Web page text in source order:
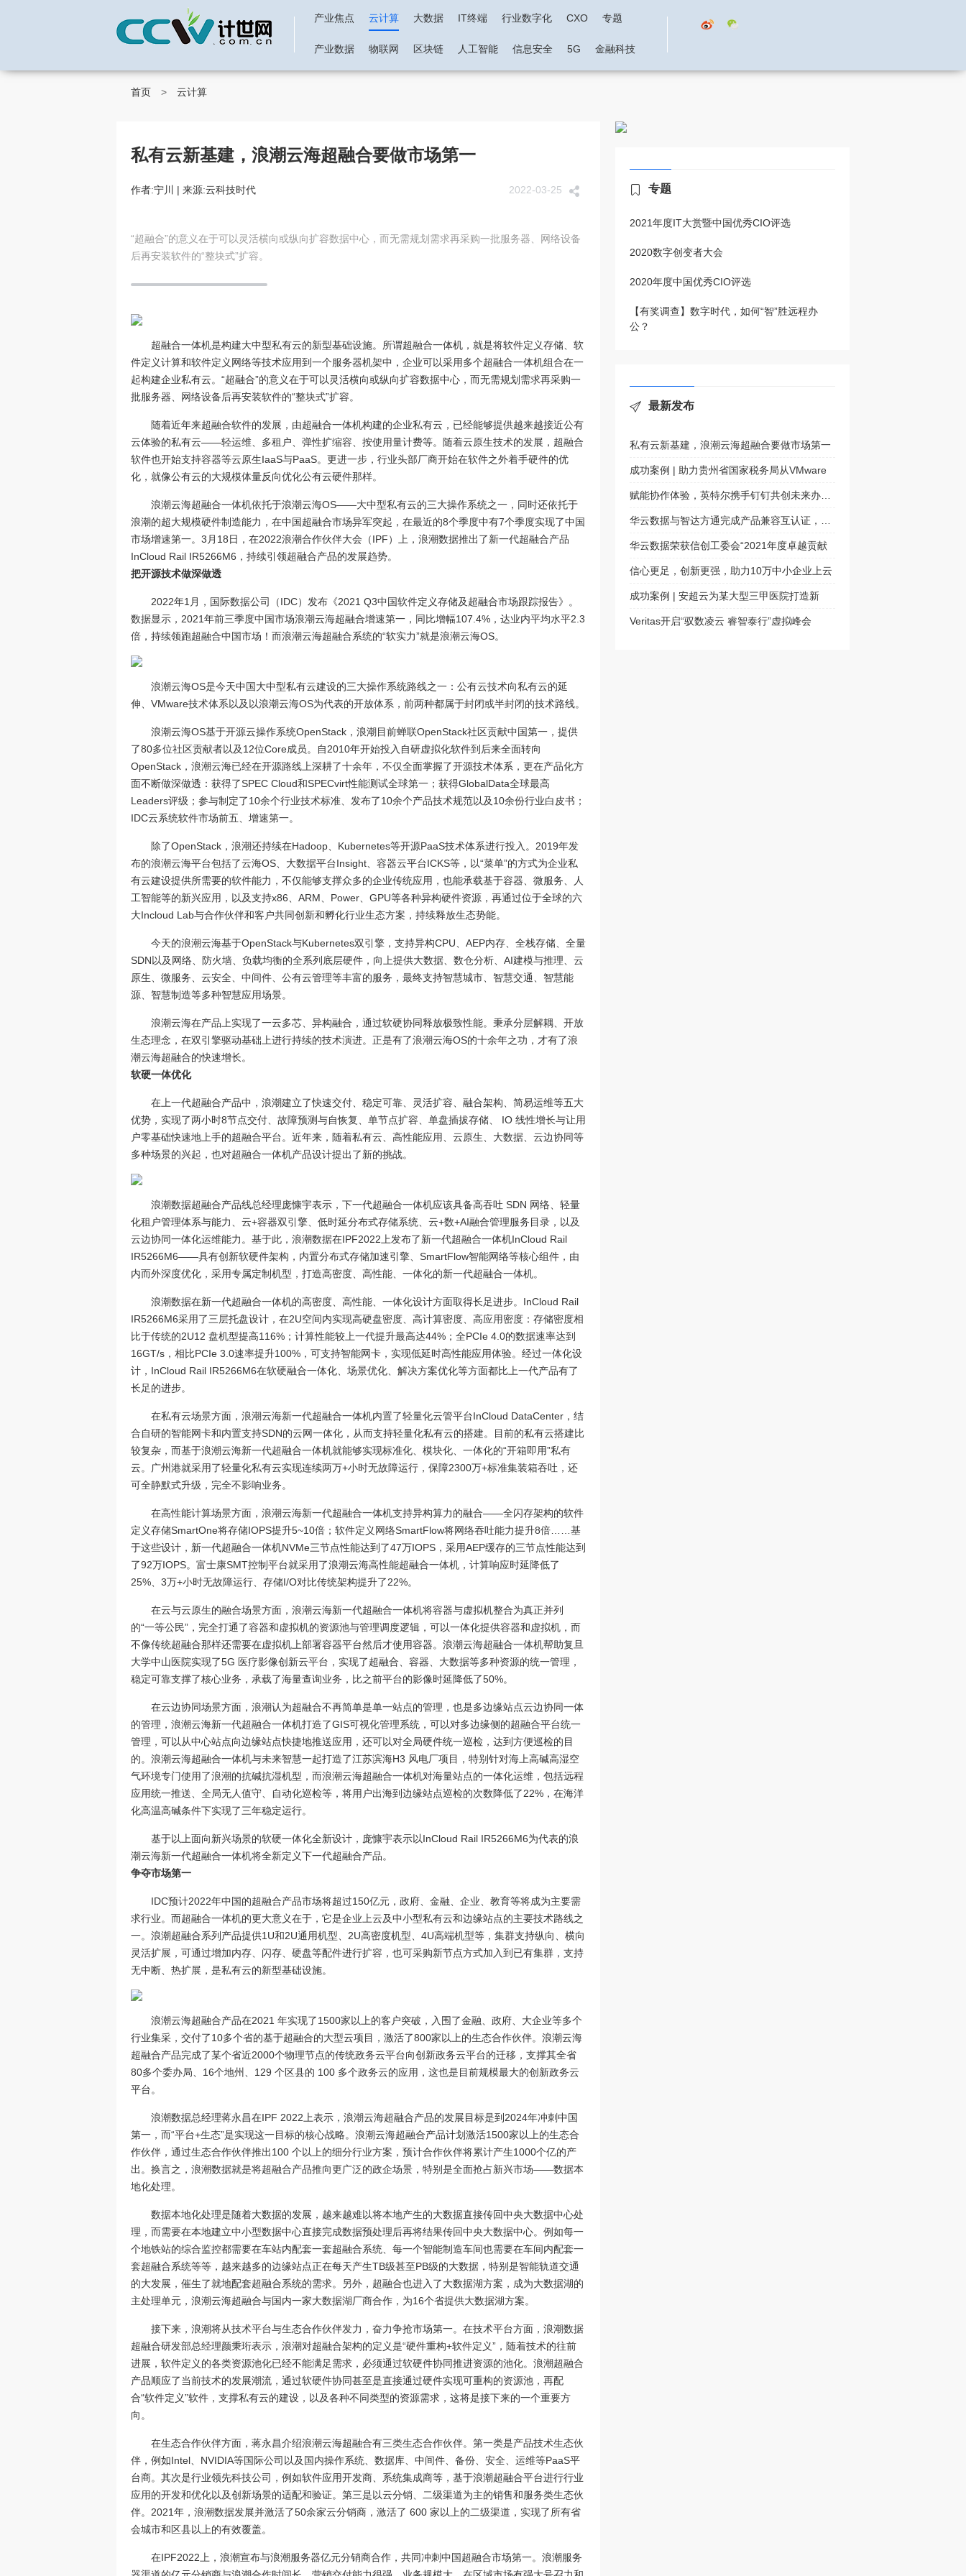
产业焦点 云计算 大数据 IT终端 行业数字化 CXO 专题
产业数据 物联网 区块链 人工智能 信息安全 5G 金融科技
首页 > 云计算
私有云新基建，浪潮云海超融合要做市场第一
作者:宁川 | 来源:云科技时代 2022-03-25
“超融合”的意义在于可以灵活横向或纵向扩容数据中心，而无需规划需求再采购一批服务器、网络设备
后再安装软件的“整块式”扩容。
超融合一体机是构建大中型私有云的新型基础设施。所谓超融合一体机，就是将软件定义存储、软
件定义计算和软件定义网络等技术应用到一个服务器机架中，企业可以采用多个超融合一体机组合在一
起构建企业私有云。“超融合”的意义在于可以灵活横向或纵向扩容数据中心，而无需规划需求再采购一
批服务器、网络设备后再安装软件的“整块式”扩容。
随着近年来超融合软件的发展，由超融合一体机构建的企业私有云，已经能够提供越来越接近公有
云体验的私有云——轻运维、多租户、弹性扩缩容、按使用量计费等。随着云原生技术的发展，超融合
软件也开始支持容器等云原生IaaS与PaaS。更进一步，行业头部厂商开始在软件之外着手硬件的优
化，就像公有云的大规模体量反向优化公有云硬件那样。
浪潮云海超融合一体机依托于浪潮云海OS——大中型私有云的三大操作系统之一，同时还依托于
浪潮的超大规模硬件制造能力，在中国超融合市场异军突起，在最近的8个季度中有7个季度实现了中国
市场增速第一。3月18日，在2022浪潮合作伙伴大会（IPF）上，浪潮数据推出了新一代超融合产品
InCloud Rail IR5266M6，持续引领超融合产品的发展趋势。
把开源技术做深做透
2022年1月，国际数据公司（IDC）发布《2021 Q3中国软件定义存储及超融合市场跟踪报告》。
数据显示，2021年前三季度中国市场浪潮云海超融合增速第一，同比增幅107.4%，达业内平均水平2.3
倍，持续领跑超融合中国市场！而浪潮云海超融合系统的“软实力”就是浪潮云海OS。
浪潮云海OS是今天中国大中型私有云建设的三大操作系统路线之一：公有云技术向私有云的延
伸、VMware技术体系以及以浪潮云海OS为代表的开放体系，前两种都属于封闭或半封闭的技术路线。
浪潮云海OS基于开源云操作系统OpenStack，浪潮目前蝉联OpenStack社区贡献中国第一，提供
了80多位社区贡献者以及12位Core成员。自2010年开始投入自研虚拟化软件到后来全面转向
OpenStack，浪潮云海已经在开源路线上深耕了十余年，不仅全面掌握了开源技术体系，更在产品化方
面不断做深做透：获得了SPEC Cloud和SPECvirt性能测试全球第一；获得GlobalData全球最高
Leaders评级；参与制定了10余个行业技术标准、发布了10余个产品技术规范以及10余份行业白皮书；
IDC云系统软件市场前五、增速第一。
除了OpenStack，浪潮还持续在Hadoop、Kubernetes等开源PaaS技术体系进行投入。2019年发
布的浪潮云海平台包括了云海OS、大数据平台Insight、容器云平台ICKS等，以“菜单”的方式为企业私
有云建设提供所需要的软件能力，不仅能够支撑众多的企业传统应用，也能承载基于容器、微服务、人
工智能等的新兴应用，以及支持x86、ARM、Power、GPU等各种异构硬件资源，再通过位于全球的六
大Incloud Lab与合作伙伴和客户共同创新和孵化行业生态方案，持续释放生态势能。
今天的浪潮云海基于OpenStack与Kubernetes双引擎，支持异构CPU、AEP内存、全栈存储、全量
SDN以及网络、防火墙、负载均衡的全系列底层硬件，向上提供大数据、数仓分析、AI建模与推理、云
原生、微服务、云安全、中间件、公有云管理等丰富的服务，最终支持智慧城市、智慧交通、智慧能
源、智慧制造等多种智慧应用场景。
浪潮云海在产品上实现了一云多芯、异构融合，通过软硬协同释放极致性能。秉承分层解耦、开放
生态理念，在双引擎驱动基础上进行持续的技术演进。正是有了浪潮云海OS的十余年之功，才有了浪
潮云海超融合的快速增长。
软硬一体优化
在上一代超融合产品中，浪潮建立了快速交付、稳定可靠、灵活扩容、融合架构、简易运维等五大
优势，实现了两小时8节点交付、故障预测与自恢复、单节点扩容、单盘插拔存储、 IO 线性增长与让用
户零基础快速地上手的超融合平台。近年来，随着私有云、高性能应用、云原生、大数据、云边协同等
多种场景的兴起，也对超融合一体机产品设计提出了新的挑战。
浪潮数据超融合产品线总经理庞慷宇表示，下一代超融合一体机应该具备高吞吐 SDN 网络、轻量
化租户管理体系与能力、云+容器双引擎、低时延分布式存储系统、云+数+AI融合管理服务目录，以及
云边协同一体化运维能力。基于此，浪潮数据在IPF2022上发布了新一代超融合一体机InCloud Rail
IR5266M6——具有创新软硬件架构，内置分布式存储加速引擎、SmartFlow智能网络等核心组件，由
内而外深度优化，采用专属定制机型，打造高密度、高性能、一体化的新一代超融合一体机。
浪潮数据在新一代超融合一体机的高密度、高性能、一体化设计方面取得长足进步。InCloud Rail
IR5266M6采用了三层托盘设计，在2U空间内实现高硬盘密度、高计算密度、高应用密度：存储密度相
比于传统的2U12 盘机型提高116%；计算性能较上一代提升最高达44%；全PCIe 4.0的数据速率达到
16GT/s，相比PCIe 3.0速率提升100%，可支持智能网卡，实现低延时高性能应用体验。经过一体化设
计，InCloud Rail IR5266M6在软硬融合一体化、场景优化、解决方案优化等方面都比上一代产品有了
长足的进步。
在私有云场景方面，浪潮云海新一代超融合一体机内置了轻量化云管平台InCloud DataCenter，结
合自研的智能网卡和内置支持SDN的云网一体化，从而支持轻量化私有云的搭建。目前的私有云搭建比
较复杂，而基于浪潮云海新一代超融合一体机就能够实现标准化、模块化、一体化的“开箱即用”私有
云。广州港就采用了轻量化私有云实现连续两万+小时无故障运行，保障2300万+标准集装箱吞吐，还
可全静默式升级，完全不影响业务。
在高性能计算场景方面，浪潮云海新一代超融合一体机支持异构算力的融合——全闪存架构的软件
定义存储SmartOne将存储IOPS提升5~10倍；软件定义网络SmartFlow将网络吞吐能力提升8倍……基
于这些设计，新一代超融合一体机NVMe三节点性能达到了47万IOPS，采用AEP缓存的三节点性能达到
了92万IOPS。富士康SMT控制平台就采用了浪潮云海高性能超融合一体机，计算响应时延降低了
25%、3万+小时无故障运行、存储I/O对比传统架构提升了22%。
在云与云原生的融合场景方面，浪潮云海新一代超融合一体机将容器与虚拟机整合为真正并列
的“一等公民”，完全打通了容器和虚拟机的资源池与管理调度逻辑，可以一体化提供容器和虚拟机，而
不像传统超融合那样还需要在虚拟机上部署容器平台然后才使用容器。浪潮云海超融合一体机帮助复旦
大学中山医院实现了5G 医疗影像创新云平台，实现了超融合、容器、大数据等多种资源的统一管理，
稳定可靠支撑了核心业务，承载了海量查询业务，比之前平台的影像时延降低了50%。
在云边协同场景方面，浪潮认为超融合不再简单是单一站点的管理，也是多边缘站点云边协同一体
的管理，浪潮云海新一代超融合一体机打造了GIS可视化管理系统，可以对多边缘侧的超融合平台统一
管理，可以从中心站点向边缘站点快捷地推送应用，还可以对全局硬件统一巡检，达到方便巡检的目
的。浪潮云海超融合一体机与未来智慧一起打造了江苏滨海H3 风电厂项目，特别针对海上高碱高湿空
气环境专门使用了浪潮的抗碱抗湿机型，而浪潮云海超融合一体机对海量站点的一体化运维，包括远程
应用统一推送、全局无人值守、自动化巡检等，将用户出海到边缘站点巡检的次数降低了22%，在海洋
化高温高碱条件下实现了三年稳定运行。
基于以上面向新兴场景的软硬一体化全新设计，庞慷宇表示以InCloud Rail IR5266M6为代表的浪
潮云海新一代超融合一体机将全新定义下一代超融合产品。
争夺市场第一
IDC预计2022年中国的超融合产品市场将超过150亿元，政府、金融、企业、教育等将成为主要需
求行业。而超融合一体机的更大意义在于，它是企业上云及中小型私有云和边缘站点的主要技术路线之
一。浪潮超融合系列产品提供1U和2U通用机型、2U高密度机型、4U高端机型等，集群支持纵向、横向
灵活扩展，可通过增加内存、闪存、硬盘等配件进行扩容，也可采购新节点方式加入到已有集群，支持
无中断、热扩展，是私有云的新型基础设施。
浪潮云海超融合产品在2021 年实现了1500家以上的客户突破，入围了金融、政府、大企业等多个
行业集采，交付了10多个省的基于超融合的大型云项目，激活了800家以上的生态合作伙伴。浪潮云海
超融合产品完成了某个省近2000个物理节点的传统政务云平台向创新政务云平台的迁移，支撑其全省
80多个委办局、16个地州、129 个区县的 100 多个政务云的应用，这也是目前规模最大的创新政务云
平台。
浪潮数据总经理蒋永昌在IPF 2022上表示，浪潮云海超融合产品的发展目标是到2024年冲刺中国
第一，而“平台+生态”是实现这一目标的核心战略。浪潮云海超融合产品计划激活1500家以上的生态合
作伙伴，通过生态合作伙伴推出100 个以上的细分行业方案，预计合作伙伴将累计产生1000个亿的产
出。换言之，浪潮数据就是将超融合产品推向更广泛的政企场景，特别是全面抢占新兴市场——数据本
地化处理。
数据本地化处理是随着大数据的发展，越来越难以将本地产生的大数据直接传回中央大数据中心处
理，而需要在本地建立中小型数据中心直接完成数据预处理后再将结果传回中央大数据中心。例如每一
个地铁站的综合监控都需要在车站内配套一套超融合系统、每一个智能制造车间也需要在车间内配套一
套超融合系统等等，越来越多的边缘站点正在每天产生TB级甚至PB级的大数据，特别是智能轨道交通
的大发展，催生了就地配套超融合系统的需求。另外，超融合也进入了大数据湖方案，成为大数据湖的
主处理单元，浪潮云海超融合与国内一家大数据湖厂商合作，为16个省提供大数据湖方案。
接下来，浪潮将从技术平台与生态合作伙伴发力，奋力争抢市场第一。在技术平台方面，浪潮数据
超融合研发部总经理颜秉珩表示，浪潮对超融合架构的定义是“硬件重构+软件定义”，随着技术的往前
进展，软件定义的各类资源池化已经不能满足需求，必须通过软硬件协同推进资源的池化。浪潮超融合
产品顺应了当前技术的发展潮流，通过软硬件协同甚至是直接通过硬件实现可重构的资源池，再配
合“软件定义”软件，支撑私有云的建设，以及各种不同类型的资源需求，这将是接下来的一个重要方
向。
在生态合作伙伴方面，蒋永昌介绍浪潮云海超融合有三类生态合作伙伴。第一类是产品技术生态伙
伴，例如Intel、NVIDIA等国际公司以及国内操作系统、数据库、中间件、备份、安全、运维等PaaS平
台商。其次是行业领先科技公司，例如软件应用开发商、系统集成商等，基于浪潮超融合平台进行行业
应用的开发和优化以及创新场景的适配和验证。第三是以云分销、二级渠道为主的销售和服务类生态伙
伴。2021年，浪潮数据发展并激活了50余家云分销商，激活了 600 家以上的二级渠道，实现了所有省
会城市和区县以上的有效覆盖。
在IPF2022上，浪潮宣布与浪潮服务器亿元分销商合作，共同冲刺中国超融合市场第一。浪潮服务
专题
2021年度IT大赏暨中国优秀CIO评选
2020数字创变者大会
2020年度中国优秀CIO评选
【有奖调查】数字时代，如何“智”胜远程办
公？
最新发布
私有云新基建，浪潮云海超融合要做市场第一
成功案例 | 助力贵州省国家税务局从VMware
赋能协作体验，英特尔携手钉钉共创未来办公之
华云数据荣获信创工委会“2021年度卓越贡献
信心更足，创新更强，助力10万中小企业上云
成功案例 | 安超云为某大型三甲医院打造新
Veritas开启“驭数凌云 睿智泰行”虚拟峰会